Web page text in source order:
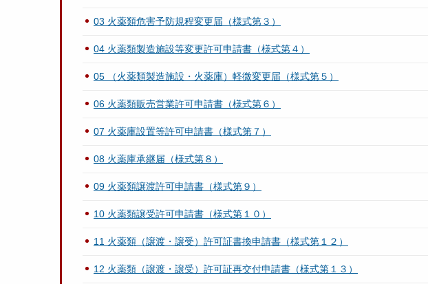
03 火薬類危害予防規程変更届（様式第３）
04 火薬類製造施設等変更許可申請書（様式第４）
05 （火薬類製造施設・火薬庫）軽微変更届（様式第５）
06 火薬類販売営業許可申請書（様式第６）
07 火薬庫設置等許可申請書（様式第７）
08 火薬庫承継届（様式第８）
09 火薬類譲渡許可申請書（様式第９）
10 火薬類譲受許可申請書（様式第１０）
11 火薬類（譲渡・譲受）許可証書換申請書（様式第１２）
12 火薬類（譲渡・譲受）許可証再交付申請書（様式第１３）